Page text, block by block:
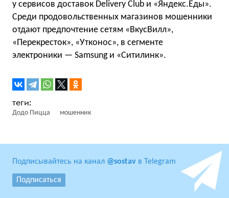
у сервисов доставок Delivery Club и «Яндекс.Еды».
Среди продовольственных магазинов мошенники
отдают предпочтение сетям «ВкусВилл»,
«Перекресток», «Утконос», в сегменте
электроники — Samsung и «Ситилинк».
Додо Пицца мошенник
Подписывайтесь на канал @sostav в Telegram
Подписаться